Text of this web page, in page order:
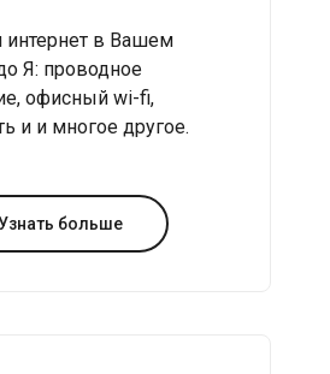
в Вашем
Я: проводное
офисный wi-fi,
и и многое другое.
больше